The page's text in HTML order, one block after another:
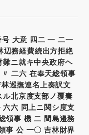
大意 四二 一 二一
辺務経費続出方拒絶
難ニ就キ中央政府ヘ
二六 在奉天総領事
巡撫連名上奏訳文
ル北京度支部ノ覆奏
六 同上ニ関シ度支
領事 機 二 間島邉務
事 公 一〇 吉林財界